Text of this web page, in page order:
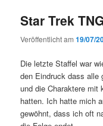
Star Trek
Veröffentlicht am19/07/
Die letzte Staffel war
den Eindruck dass alle
und die Charaktere mit
hatten. Ich hatte mich
gewöhnt, dass ich oft